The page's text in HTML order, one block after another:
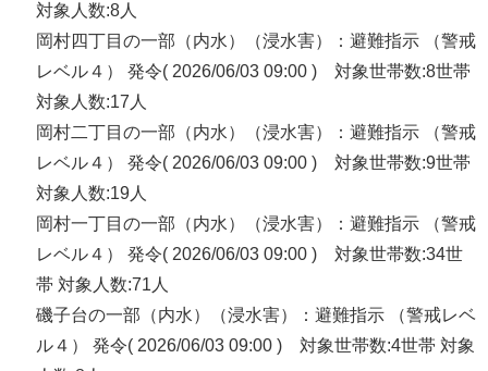
対象人数:8人
岡村四丁目の一部（内水）（浸水害）：避難指示 （警戒
レベル４） 発令( 2026/06/03 09:00 ) 対象世帯数:8世帯
対象人数:17人
岡村二丁目の一部（内水）（浸水害）：避難指示 （警戒
レベル４） 発令( 2026/06/03 09:00 ) 対象世帯数:9世帯
対象人数:19人
岡村一丁目の一部（内水）（浸水害）：避難指示 （警戒
レベル４） 発令( 2026/06/03 09:00 ) 対象世帯数:34世
帯 対象人数:71人
磯子台の一部（内水）（浸水害）：避難指示 （警戒レベ
ル４） 発令( 2026/06/03 09:00 ) 対象世帯数:4世帯 対象